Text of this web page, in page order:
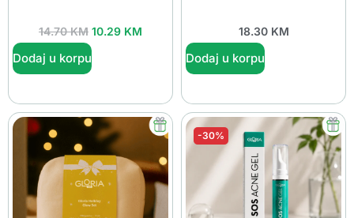
14.70KM 10.29 KM
Dodaj u korpu
18.30 KM
Dodaj u korpu
-30%